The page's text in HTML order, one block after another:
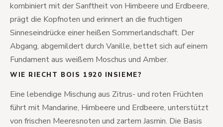
kombiniert mit der Sanftheit von Himbeere und Erdbeere,
prägt die Kopfnoten und erinnert an die fruchtigen
Sinneseindrücke einer heißen Sommerlandschaft. Der
Abgang, abgemildert durch Vanille, bettet sich auf einem
Fundament aus weißem Moschus und Amber.
WIE RIECHT BOIS 1920 INSIEME?
Eine lebendige Mischung aus Zitrus- und roten Früchten
führt mit Mandarine, Himbeere und Erdbeere, unterstützt
von frischen Meeresnoten und zartem Jasmin. Die Basis